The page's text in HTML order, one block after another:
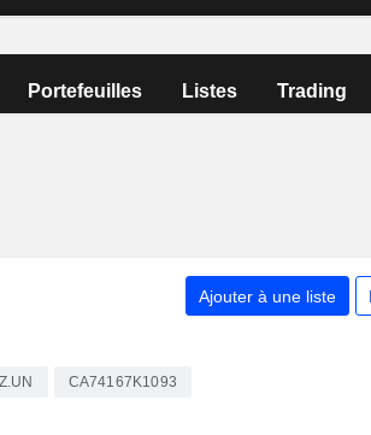
Portefeuilles Listes Trading
Ajouter à une liste
CA74167K1093